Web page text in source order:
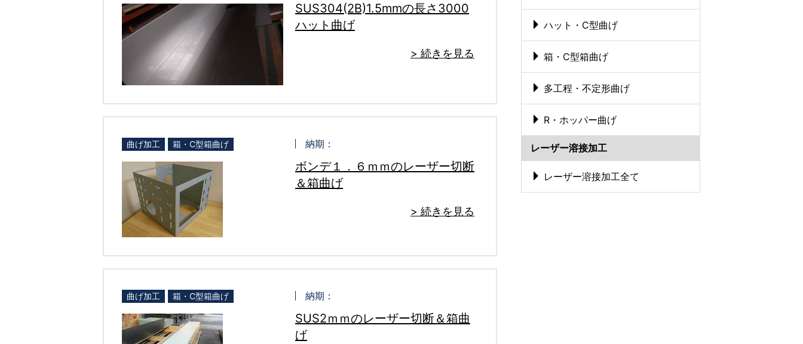
SUS304(2B)1.5mmの長さ3000
ハット曲げ
> 続きを見る
曲げ加工 箱・C型箱曲げ 納期：
ボンデ１．６ｍｍのレーザー切断
＆箱曲げ
> 続きを見る
曲げ加工 箱・C型箱曲げ 納期：
SUS2ｍｍのレーザー切断＆箱曲
げ
ハット・C型曲げ
箱・C型箱曲げ
多工程・不定形曲げ
R・ホッパー曲げ
レーザー溶接加工
レーザー溶接加工全て